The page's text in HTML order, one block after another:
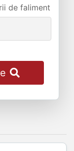
de faliment